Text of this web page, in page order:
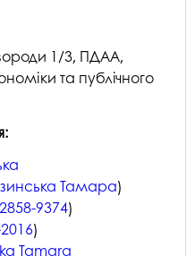
1/3, ПДАА,
та публічного
Тамара)
9374)
)
Tamara